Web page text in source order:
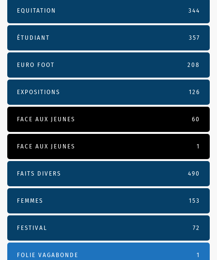
EQUITATION 344
ÉTUDIANT 357
EURO FOOT 208
EXPOSITIONS 126
FACE AUX JEUNES 60
FACE AUX JEUNES 1
FAITS DIVERS 490
FEMMES 153
FESTIVAL 72
FOLIE VAGABONDE 1